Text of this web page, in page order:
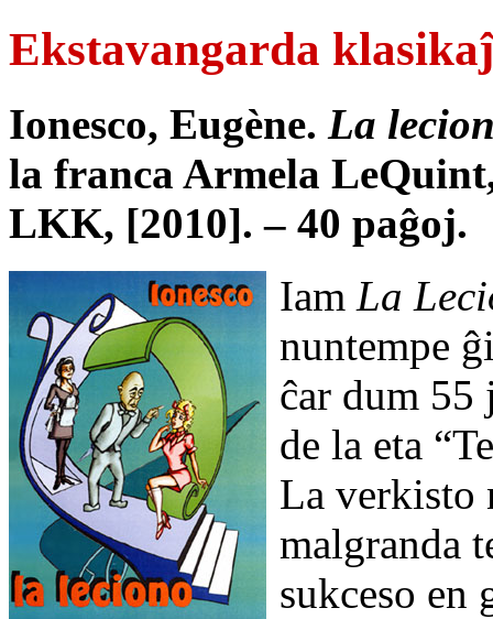
Ekstavangarda
Ionesco, Eugène. La
la franca Armela
LKK, [2010]. – 40 paĝoj.
Iam La
nuntempe
ĉar dum 55
de la eta
La verkisto
malgranda
sukceso en